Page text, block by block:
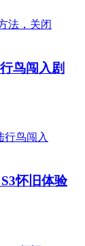
鸟闯入剧
怀旧体验